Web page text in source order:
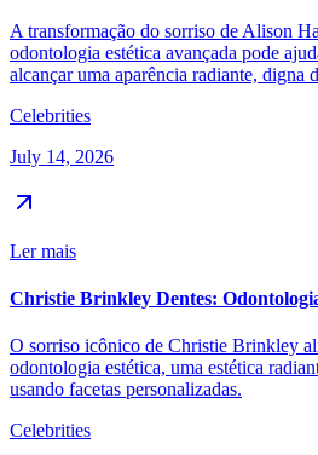
A transformação do sorriso de Alison
odontologia estética avançada pode
alcançar uma aparência radiante, digna
Celebrities
July 14, 2026
Ler mais
Christie Brinkley Dentes:
O sorriso icônico de Christie Brinkley
odontologia estética, uma estética
usando facetas personalizadas.
Celebrities